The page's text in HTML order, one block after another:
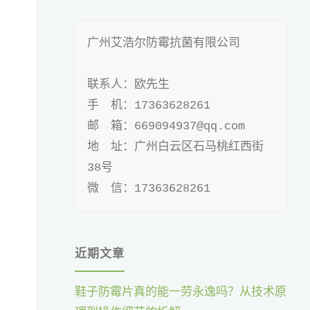
广州艾浩尔防霉抗菌有限公司
联系人：欧先生
手 机：17363628261
邮 箱：669094937@qq.com
地 址：广州白云区石马桃红西街
38号
微 信：17363628261
近期文章
鞋子防霉片真的能一劳永逸吗？从技术原